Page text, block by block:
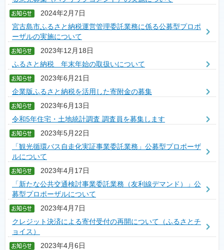
2024年2月7日
宮古島市ふるさと納税運営管理委託業務に係る公募型プロポ
ーザルの実施について
2023年12月18日
ふるさと納税 年末年始の取扱いについて
2023年6月21日
企業版ふるさと納税を活用した寄附金の募集
2023年6月13日
令和5年住宅・土地統計調査 調査員を募集します
2023年5月22日
「観光循環バス自走化実証事業委託業務」公募型プロポーザ
ルについて
2023年4月17日
「新たな公共交通検討事業委託業務（友利線デマンド）」公
募型プロポーザルについて
2023年4月7日
クレジット決済による寄付受付の再開について（ふるさとチ
ョイス）
2023年4月6日